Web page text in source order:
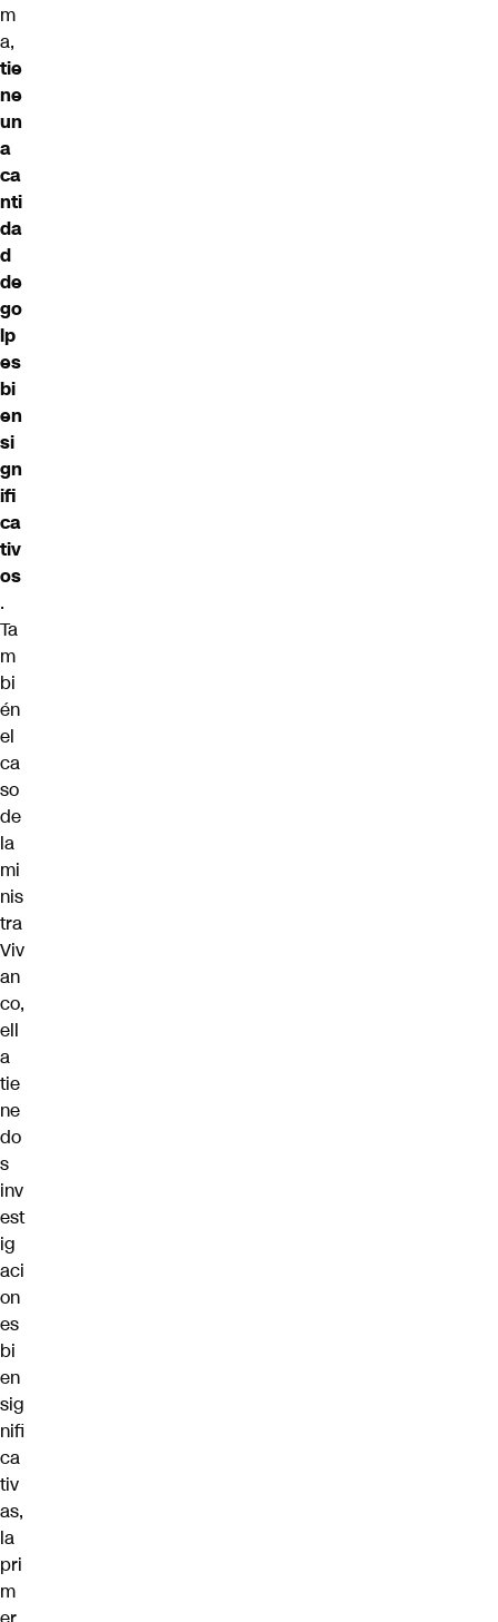
m
a,
tie
ne
un
a
ca
nti
da
d
de
go
lp
es
bi
en
si
gn
ifi
ca
tiv
os
.
Ta
m
bi
én
el
ca
so
de
la
mi
nis
tra
Viv
an
co,
ell
a
tie
ne
do
s
inv
est
ig
aci
on
es
bi
en
sig
nifi
ca
tiv
as,
la
pri
m